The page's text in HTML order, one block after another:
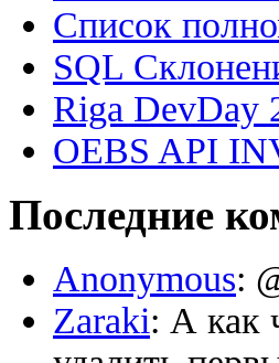
Список
SQL
Riga DevDay
OEBS API
Последние
Anonymous:
Zaraki: А как